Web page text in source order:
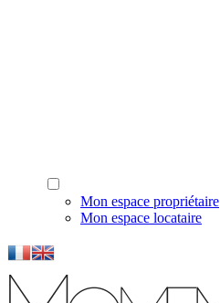
Mon espace propriétaire
Mon espace locataire